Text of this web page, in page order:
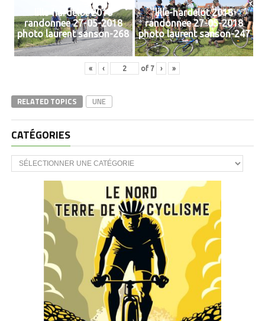
lille-hardelot 2018
randonnee 27-05-2018
photo laurent sanson-268
lille-hardelot 2018
randonnee 27-05-2018
photo laurent sanson-247
« ‹ of 7 › »
RELATED TOPICS UNE
CATÉGORIES
CATÉGORIES